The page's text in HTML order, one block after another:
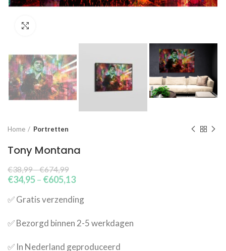
Home Portretten
Tony Montana
€38,99–€674,99
€34,95– €605,13
✅​ Gratis verzending
✅​ Bezorgd binnen 2-5 werkdagen
✅​ In Nederland geproduceerd